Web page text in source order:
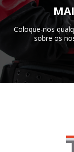
Coloque-nos
sobre os